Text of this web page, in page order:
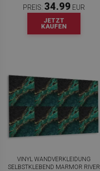
PREIS: 34.99 EUR
JETZT
KAUFEN
VINYL WANDVERKLEIDUNG
SELBSTKLEBEND MARMOR RIVER